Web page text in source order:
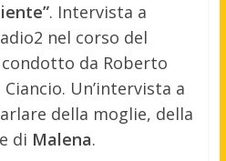
. Intervista a
nel corso del
da Roberto
Un’intervista a
della moglie, della
di Malena.